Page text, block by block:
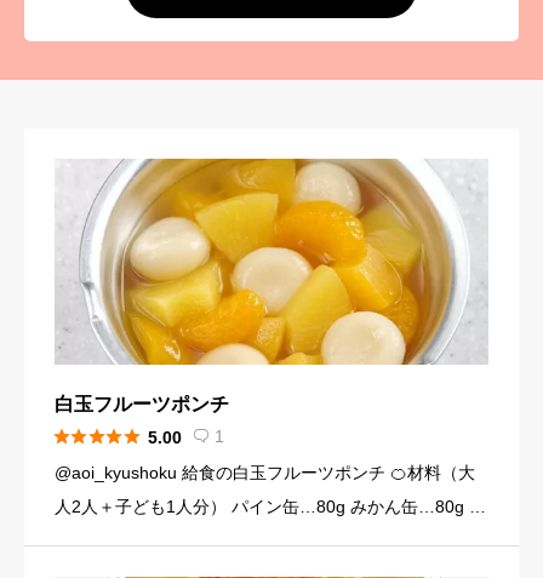
白玉フルーツポンチ
 5.00  1
@aoi_kyushoku 給食の白玉フルーツポンチ 🍊材料（大
人2人＋子ども1人分） パイン缶…80g みかん缶…80g 黄